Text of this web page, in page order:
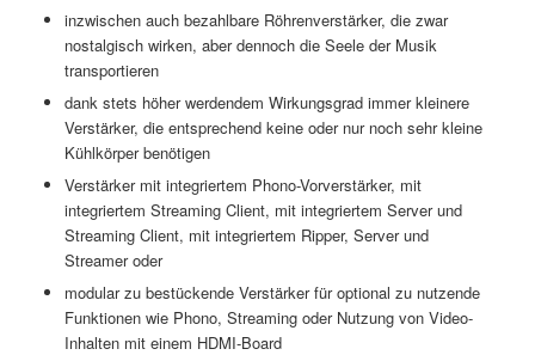
inzwischen auch bezahlbare Röhrenverstärker, die zwar
nostalgisch wirken, aber dennoch die Seele der Musik
transportieren
dank stets höher werdendem Wirkungsgrad immer kleinere
Verstärker, die entsprechend keine oder nur noch sehr kleine
Kühlkörper benötigen
Verstärker mit integriertem Phono-Vorverstärker, mit
integriertem Streaming Client, mit integriertem Server und
Streaming Client, mit integriertem Ripper, Server und
Streamer oder
modular zu bestückende Verstärker für optional zu nutzende
Funktionen wie Phono, Streaming oder Nutzung von Video-
Inhalten mit einem HDMI-Board